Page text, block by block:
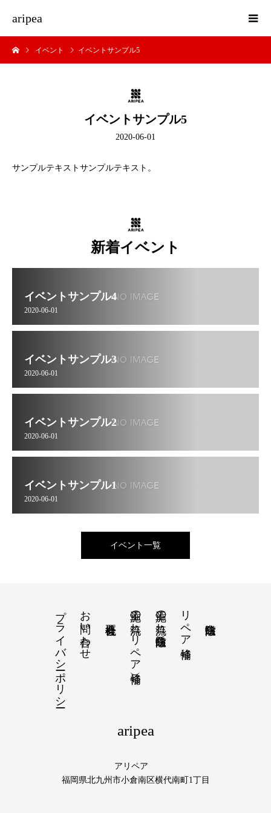
aripea
イベント イベントサンプル5
イベントサンプル5
2020-06-01
サンプルテキストサンプルテキスト。
新着イベント
イベントサンプル4
2020-06-01
イベントサンプル3
2020-06-01
イベントサンプル2
2020-06-01
イベントサンプル1
2020-06-01
イベント一覧
リペア補修
施工の流れ（白蟻防除）
施工の流れ（リペア補修）
お問い合わせ
プライバシーポリシー
aripea
アリペア
福岡県北九州市小倉南区横代南町1丁目